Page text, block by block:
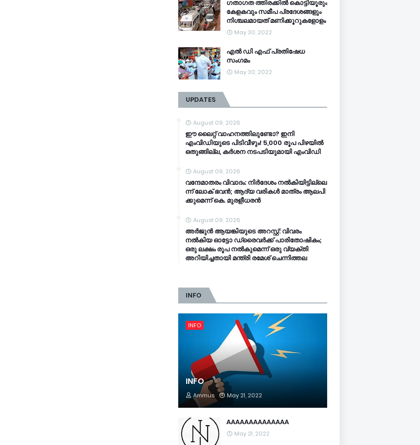
ഗതാഗത ത്തിരക്കിൽ കൊട്ടിയൂരും
കേളകവും സമീപ പ്രദേശങ്ങളും
നിശ്ചലമായത് മണിക്കൂറുകളോളം
May 30, 2022
എൽ ഡി എഫ് പ്രതിഷേധ
സംഗമം
May 30, 2022
UPDATES
August 09, 2026
ഈ ലൈറ്റ് വാഹനത്തിലുണ്ടോ? ഇനി
എംവിഡിയുടെ പിടിവീഴും! 5,000 രൂപ പിഴയിൽ
ഒതുങ്ങില്ല, കർശന നടപടിയുമായി എംവിഡി
August 09, 2026
വ​ന്ദേ​മാ​ത​രം വി​വാ​ദം: നി​ർ​ദേ​ശം ന​ൽ​കി​യി​ട്ടി​ല്ലെ​
ന്ന് ലോ​ക് ഭ​വ​ൻ; ആ​ദ്യ വ​രി​ക​ൾ മാ​ത്രം ആ​ല​പി​
ക്കു​മെ​ന്ന് കെ. ​മു​ര​ളീ​ധ​ര​ൻ
August 09, 2026
അർജുൻ ആയങ്കിയുടെ അറസ്റ്റ്: വിവരം
നൽകിയ ഓട്ടോ ഡ്രൈവർക്ക് പാരിതോഷികം;
ഒരു ലക്ഷം രൂപ നൽകുമെന്ന് ഒരു വ്യക്തി
അറിയിച്ചതായി മന്ത്രി രമേശ് ചെന്നിത്തല
INFO
INFO
INFO
Ammus May 21, 2022
AAAAAAAAAAAAAA
May 21, 2022